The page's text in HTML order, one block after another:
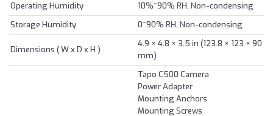
Operating Humidity
10%~90% RH, Non-condensing
Storage Humidity
0~90% RH, Non-condensing
Dimensions ( W x D x H )
4.9 × 4.8 × 3.5 in (123.8 × 123 × 90
mm)
Tapo C500 Camera
Power Adapter
Mounting Anchors
Mounting Screws